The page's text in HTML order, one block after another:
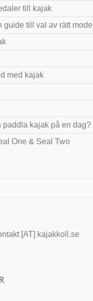
till kajak
till val av rätt modell
med kajak
paddla kajak på en dag?
One & Seal Two
[AT] kajakkoll.se